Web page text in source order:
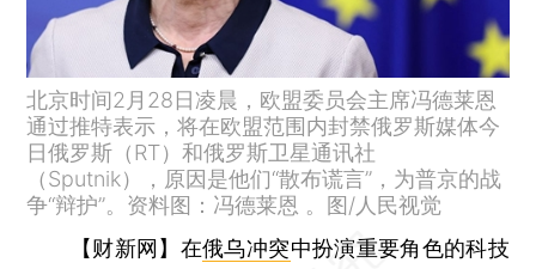
北京时间2月28日凌晨，欧盟委员会主席冯德莱恩
通过推特表示，将在欧盟范围内封禁俄罗斯媒体今
日俄罗斯（RT）和俄罗斯卫星通讯社
（Sputnik），原因是他们“散布谎言”，为普京的战
争“辩护”。资料图：冯德莱恩 。图/人民视觉
【财新网】 在俄乌冲突中扮演重要角色的科技